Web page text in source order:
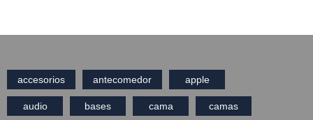
accesorios antecomedor apple
audio bases cama camas